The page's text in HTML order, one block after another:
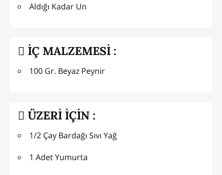
Aldığı Kadar Un
İÇ MALZEMESİ :
100 Gr. Beyaz Peynir
ÜZERİ İÇİN :
1/2 Çay Bardağı Sıvı Yağ
1 Adet Yumurta